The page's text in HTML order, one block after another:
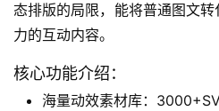
态排版的局限，能将普通图文
力的互动内容。
核心功能介绍：
海量动效素材库：